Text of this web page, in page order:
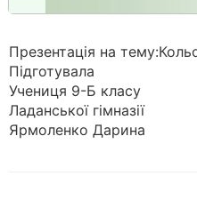
Презентація на
Підготувала
Учениця 9-Б класу
Ладанської гімназії
Ярмоленко Дарина